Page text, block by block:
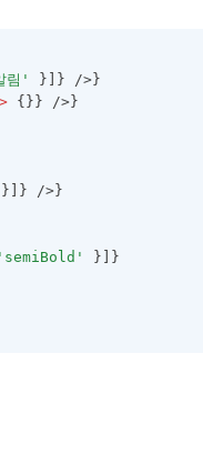
림'
}]} />}
{}} />}
}]} />}
'semiBold'
}]}